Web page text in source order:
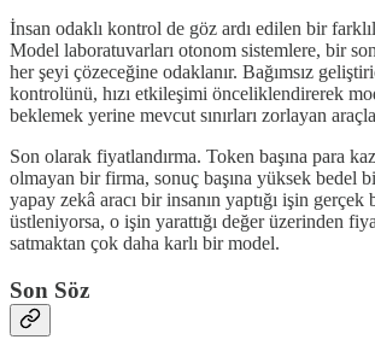
İnsan odaklı kontrol de göz ardı edilen bir
Model laboratuvarları otonom sistemlere, bir
her şeyi çözeceğine odaklanır. Bağımsız
kontrolünü, hızı etkileşimi önceliklendirerek
beklemek yerine mevcut sınırları zorlayan
Son olarak fiyatlandırma. Token başına para
olmayan bir firma, sonuç başına yüksek bedel
yapay zekâ aracı bir insanın yaptığı işin gerçek
üstleniyorsa, o işin yarattığı değer üzerinden
satmaktan çok daha karlı bir model.
Son Söz